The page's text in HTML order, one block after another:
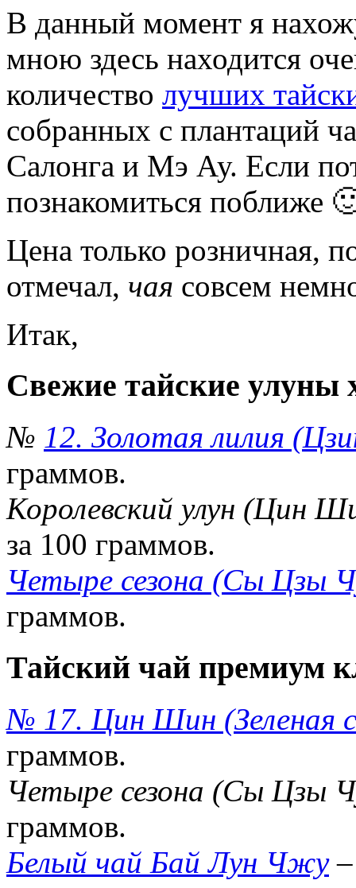
В данный момент я
мною здесь находится
количество лучших
собранных с плантаций
Салонга и Мэ Ау. Если
познакомиться поближе
Цена только розничная,
отмечал, чая совсем
Итак,
Свежие тайские улуны
№ 12. Золотая лилия
граммов.
Королевский улун (Цин
за 100 граммов.
Четыре сезона (Сы Цзы
граммов.
Тайский чай премиум
№ 17. Цин Шин (Зеленая
граммов.
Четыре сезона (Сы Цзы
граммов.
Белый чай Бай Лун Чжу–